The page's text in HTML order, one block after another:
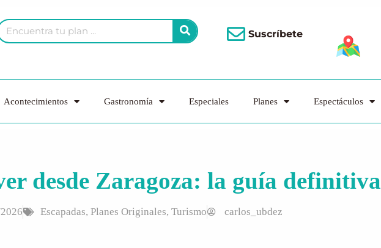
Suscríbete
Acontecimientos Gastronomía Especiales Planes Espectáculos
desde Zaragoza: la guía definitiva
Escapadas,Planes Originales,Turismo carlos_ubdez